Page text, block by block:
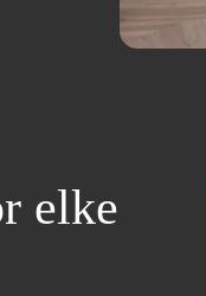
elke